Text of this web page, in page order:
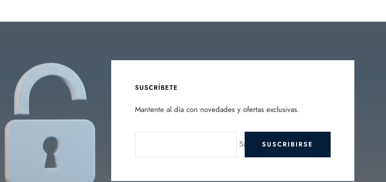
SUSCRÍBETE
Mantente al día con novedades y ofertas exclusivas.
Su e-mailSUSCRIBIRSE